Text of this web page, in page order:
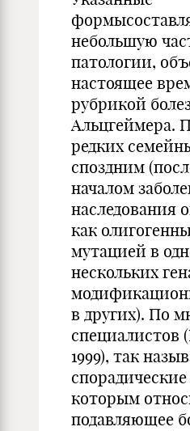
небольшую
патологии,
настоящее
рубрикой
Альцгеймера.
редких
споздним
началом
наследования
как
мутацией в
нескольких
в других). По
специалистов
1999), так
которым
подавляющее